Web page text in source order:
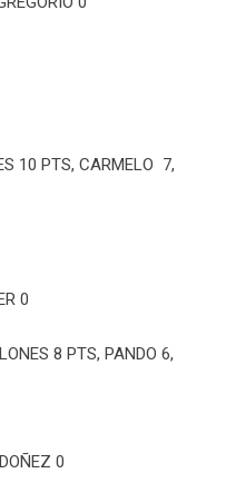
10 PTS, CARMELO 7,
0
8 PTS, PANDO 6,
0